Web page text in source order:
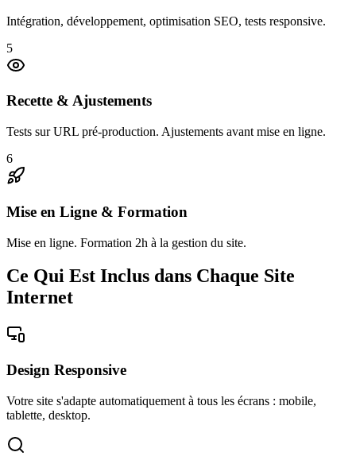
Intégration, développement, optimisation SEO, tests responsive.
5
Recette & Ajustements
Tests sur URL pré-production. Ajustements avant mise en ligne.
6
Mise en Ligne & Formation
Mise en ligne. Formation 2h à la gestion du site.
Ce Qui Est Inclus dans Chaque Site
Internet
Design Responsive
Votre site s'adapte automatiquement à tous les écrans : mobile,
tablette, desktop.